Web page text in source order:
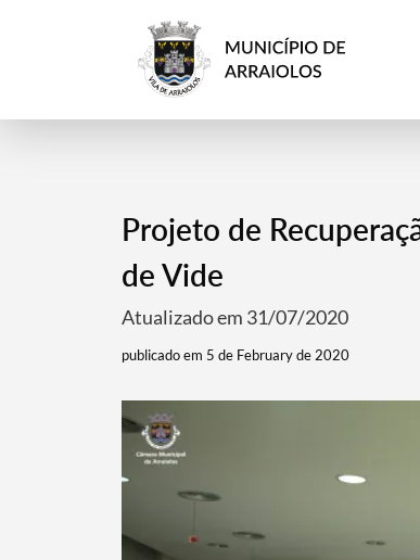
Projeto de
de Vide
Atualizado em 31/07/2020
publicado em 5 de February de 2020